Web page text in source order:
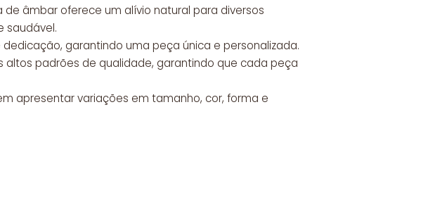
de âmbar oferece um alívio natural para diversos
saudável.
garantindo uma peça única e personalizada.
altos padrões de qualidade, garantindo que cada peça
apresentar variações em tamanho, cor, forma e